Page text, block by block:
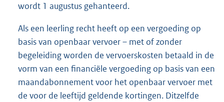
k
e
l
i
wordt 1 augustus gehanteerd.
Als een leerling recht heeft op een vergoeding op
basis van openbaar vervoer – met of zonder
begeleiding worden de vervoerskosten betaald in de
vorm van een financiële vergoeding op basis van een
maandabonnement voor het openbaar vervoer met
de voor de leeftijd geldende kortingen. Ditzelfde